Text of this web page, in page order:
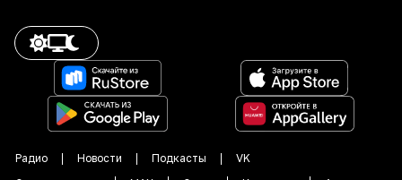
Радио Новости Подкасты
VK